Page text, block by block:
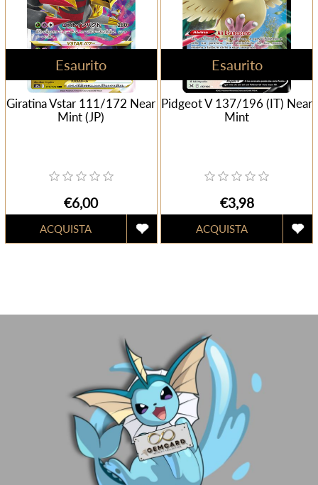
Esaurito
Giratina Vstar 111/172 Near
Mint (JP)
€6,00
Esaurito
Pidgeot V 137/196 (IT) Near
Mint
€3,98